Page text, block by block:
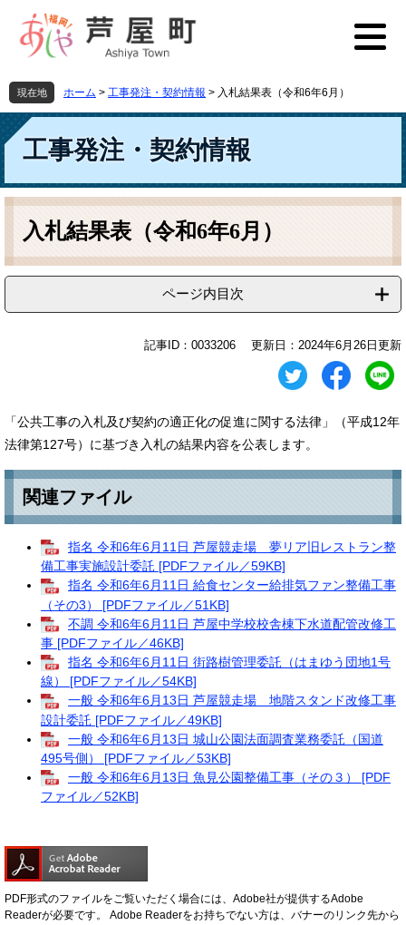
先
頭
す
を
飛
し
本
文
現在地 ホーム > 工事発注・契約情報 > 入札結果表（令和6年6月）
工事発注・契約情報
本
入札結果表（令和6年6月）
ページ内目次
記事ID：0033206 更新日：2024年6月26日更新
「公共工事の入札及び契約の適正化の促進に関する法律」（平成12年
法律第127号）に基づき入札の結果内容を公表します。
関連ファイル​​
指名 令和6年6月11日 芦屋競走場 夢リア旧レストラン整
備工事実施設計委託 [PDFファイル／59KB]
指名 令和6年6月11日 給食センター給排気ファン整備工事
（その3） [PDFファイル／51KB]
不調 令和6年6月11日 芦屋中学校校舎棟下水道配管改修工
事 [PDFファイル／46KB]
指名 令和6年6月11日 街路樹管理委託（はまゆう団地1号
線） [PDFファイル／54KB]
一般 令和6年6月13日 芦屋競走場 地階スタンド改修工事
設計委託 [PDFファイル／49KB]
一般 令和6年6月13日 城山公園法面調査業務委託（国道
495号側） [PDFファイル／53KB]
一般 令和6年6月13日 魚見公園整備工事（その３） [PDF
ファイル／52KB]
PDF形式のファイルをご覧いただく場合には、Adobe社が提供するAdobe
Readerが必要です。
Adobe Readerをお持ちでない方は、バナーのリンク先から